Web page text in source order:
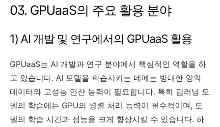
03. GPUaaS의 주요 활용 분야
1) AI 개발 및 연구에서의 GPUaaS 활용
GPUaaS는 AI 개발과 연구 분야에서 핵심적인 역할을 하
고 있습니다. AI 모델을 학습시키는 데에는 방대한 양의
데이터와 고성능 연산 능력이 필요합니다. 특히 딥러닝 모
델의 학습에는 GPU의 병렬 처리 능력이 필수적이며, 모
델의 학습 시간과 성능을 크게 향상시킬 수 있습니다. 하